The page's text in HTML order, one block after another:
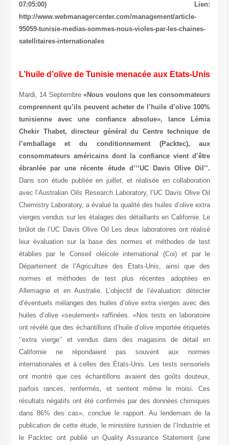
07:05:00) Lien:
http://www.webmanagercenter.com/management/article-
95059-tunisie-medias-sommes-nous-violes-par-les-chaines-
satellitaires-internationales
L’huile d’olive de Tunisie menacée aux Etats-Unis
Mardi, 14 Septembre«Nous voulons que les consommateurs
comprennent qu’ils peuvent acheter de l’huile d’olive 100%
tunisienne avec une confiance absolue», lance Lémia
Chekir Thabet, directeur général du Centre technique de
l’emballage et du conditionnement (Packtec), aux
consommateurs américains dont la confiance vient d’être
ébranlée par une récente étude d’‘‘UC Davis Olive Oil’’.
Dans son étude publiée en juillet, et réalisée en collaboration
avec l’Australian Oils Research Laboratory, l’UC Davis Olive Oil
Chemistry Laboratory, a évalué la qualité des huiles d’olive extra
vierges vendus sur les étalages des détaillants en Californie. Le
brûlot de l’UC Davis Olive Oil Les deux laboratoires ont réalisé
leur évaluation sur la base des normes et méthodes de test
établies par le Conseil oléicole international (Coi) et par le
Département de l’Agriculture des Etats-Unis, ainsi que des
normes et méthodes de test plus récentes adoptées en
Allemagne et en Australie. L’objectif de l’évaluation: détecter
d’éventuels mélanges des huiles d’olive extra vierges avec des
huiles d’olive «seulement» raffinées. «Nos tests en laboratoire
ont révélé que des échantillons d’huile d’olive importée étiquetés
‘‘extra vierge’’ et vendus dans des magasins de détail en
Californie ne répondaient pas souvent aux normes
internationales et à celles des États-Unis. Les tests sensoriels
ont montré que ces échantillons avaient des goûts douteux,
parfois rances, renfermés, et sentent même le moisi. Ces
résultats négatifs ont été confirmés par des données chimiques
dans 86% des cas», conclue le rapport. Au lendemain de la
publication de cette étude, le ministère tunisien de l’Industrie et
le Packtec ont publié un Quality Assurance Statement (une